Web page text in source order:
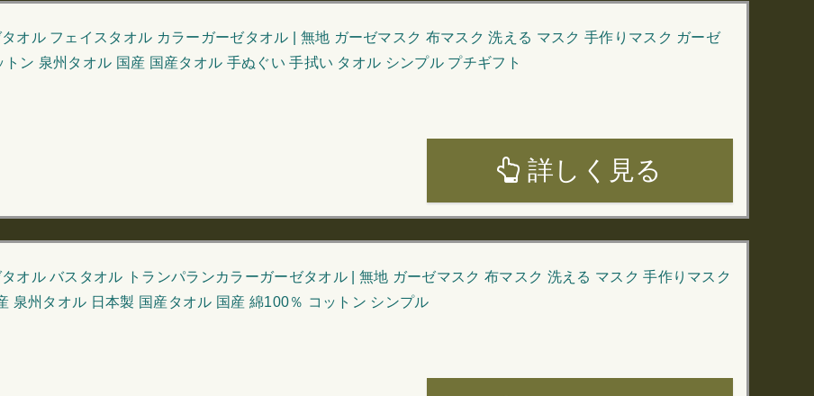
タオル フェイスタオル カラーガーゼタオル | 無地 ガーゼマスク 布マスク 洗える マスク 手作りマスク ガーゼ
トン 泉州タオル 国産 国産タオル 手ぬぐい 手拭い タオル シンプル プチギフト
詳しく見る
タオル バスタオル トランパランカラーガーゼタオル | 無地 ガーゼマスク 布マスク 洗える マスク 手作りマスク
泉州タオル 日本製 国産タオル 国産 綿100％ コットン シンプル